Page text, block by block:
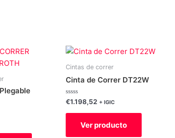
Cintas de correr
Cinta de Correr DT22W
Valorado
0
€1.198,52 + IGIC
Ver producto